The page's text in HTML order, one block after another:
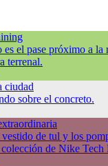
el pase próximo a la
terrenal.
ciudad
sobre el concreto.
de tul y los
de Nike Tech